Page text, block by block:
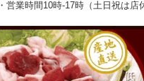
・営業時間10時-17時（土日祝は店